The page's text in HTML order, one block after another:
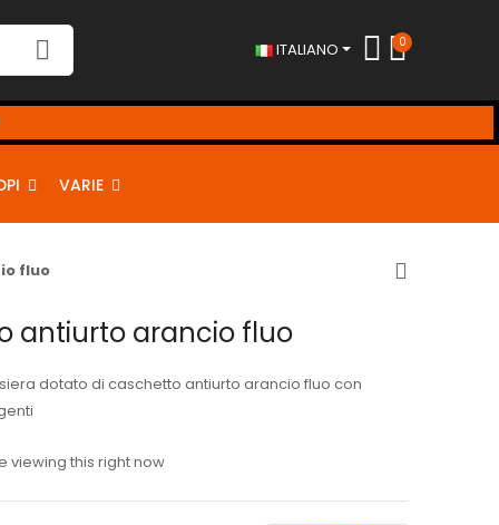
ITALIANO 0
VARIE
fluo
antiurto arancio fluo
dotato di caschetto antiurto arancio fluo con
viewing this right now